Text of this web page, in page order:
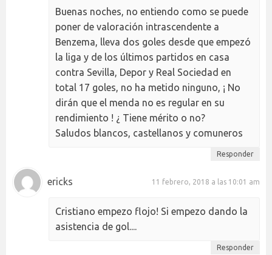
Buenas noches, no entiendo como se puede
poner de valoración intrascendente a
Benzema, lleva dos goles desde que empezó
la liga y de los últimos partidos en casa
contra Sevilla, Depor y Real Sociedad en
total 17 goles, no ha metido ninguno, ¡ No
dirán que el menda no es regular en su
rendimiento ! ¿ Tiene mérito o no?
Saludos blancos, castellanos y comuneros
Responder
ericks 11 febrero, 2018 a las 10:01 am
Cristiano empezo flojo! Si empezo dando la
asistencia de gol....
Responder